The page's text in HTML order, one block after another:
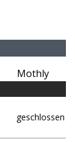
Mothly
geschlossen